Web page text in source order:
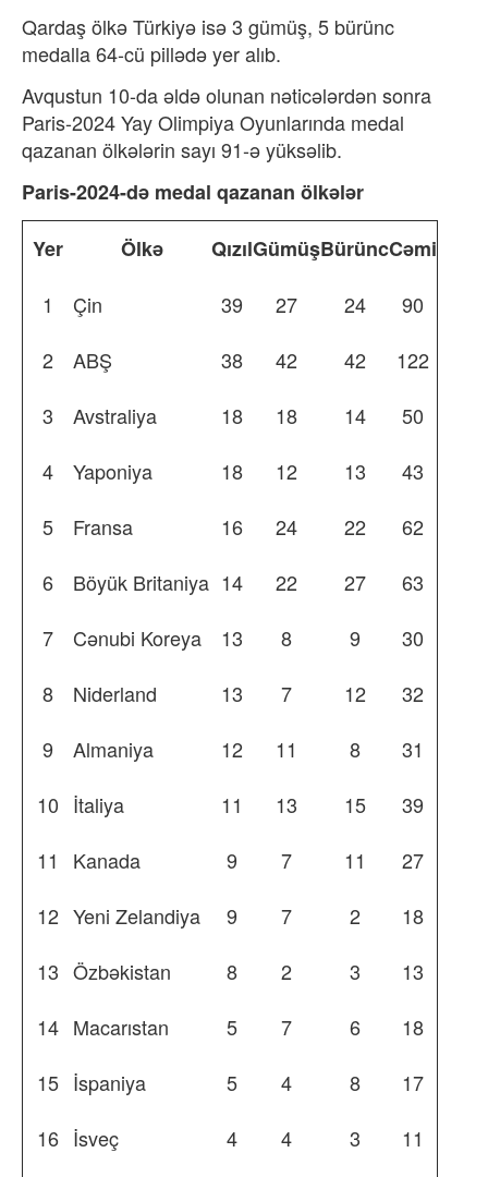
Qardaş ölkə Türkiyə isə 3 gümüş, 5 bürünc
medalla 64-cü pillədə yer alıb.
Avqustun 10-da əldə olunan nəticələrdən sonra
Paris-2024 Yay Olimpiya Oyunlarında medal
qazanan ölkələrin sayı 91-ə yüksəlib.
Paris-2024-də medal qazanan ölkələr
Yer
Ölkə QızılGümüşBürüncCəmi
1
Çin 39 27 24
90
2
ABŞ 38 42 42
122
3
Avstraliya 18 18 14
50
4
Yaponiya 18 12 13
43
5
Fransa 16 24 22
62
6
Böyük Britaniya 14 22 27
63
7
Cənubi Koreya 13 8 9
30
8
Niderland 13 7 12
32
9
Almaniya 12 11 8
31
10 İtaliya 11 13 15
39
11
Kanada 9 7 11
27
12 Yeni Zelandiya 9 7 2
18
13 Özbəkistan 8 2 3
13
14 Macarıstan 5 7 6
18
15 İspaniya 5 4 8
17
16 İsveç 4 4 3
11